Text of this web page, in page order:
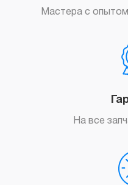
Мастера с
На все